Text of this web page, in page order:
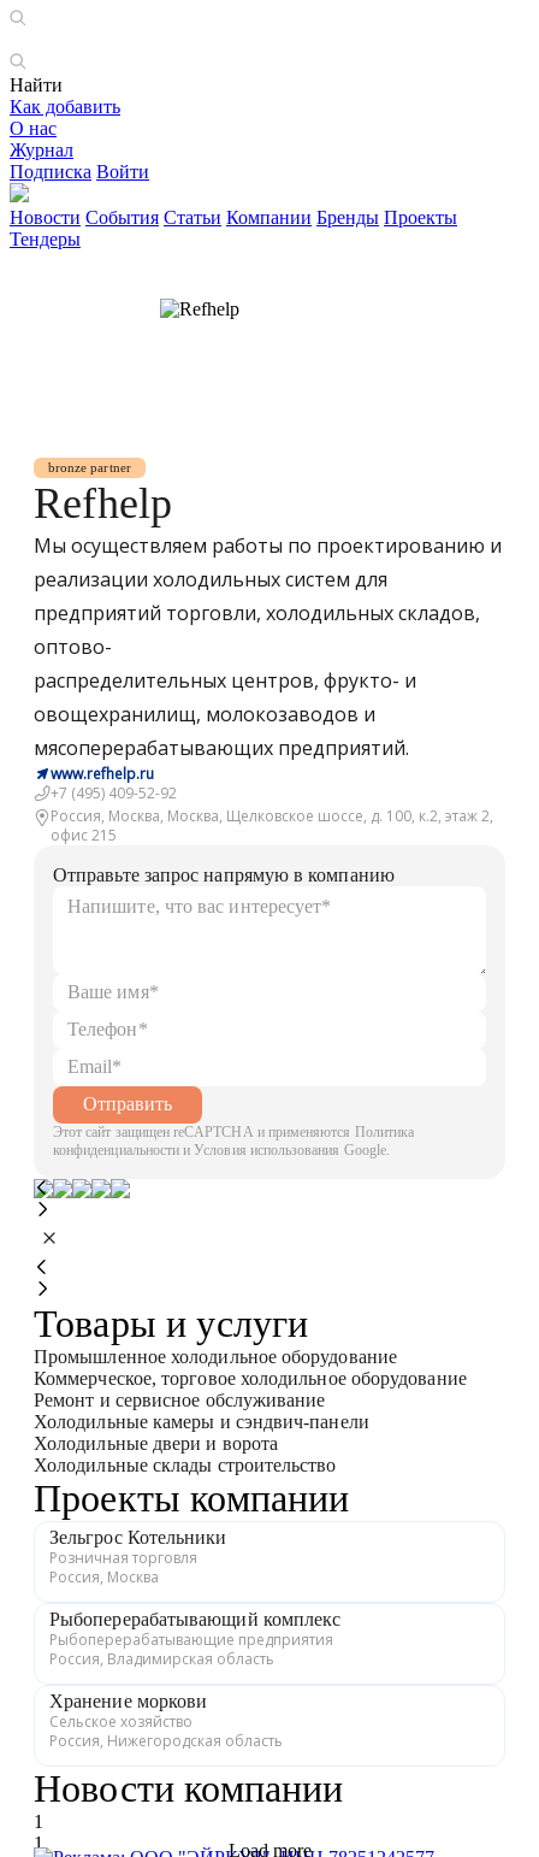
Найти
Как добавить
О нас
Журнал
Подписка Войти
Новости События Статьи Компании Бренды Проекты
Тендеры
Refhelp
bronze partner
Мы осуществляем работы по проектированию и
реализации холодильных систем для
предприятий торговли, холодильных складов,
оптово-
распределительных центров, фрукто- и
овощехранилищ, молокозаводов и
мясоперерабатывающих предприятий.
www.refhelp.ru
+7 (495) 409-52-92
Россия, Москва, Москва, Щелковское шоссе, д. 100, к.2, этаж 2,
офис 215
Отправьте запрос напрямую в компанию
Отправить
Этот сайт защищен reCAPTCHA и применяются Политика
конфиденциальности и Условия использования Google.
Товары и услуги
Промышленное холодильное оборудование
Коммерческое, торговое холодильное оборудование
Ремонт и сервисное обслуживание
Холодильные камеры и сэндвич-панели
Холодильные двери и ворота
Холодильные склады строительство
Проекты компании
Зельгрос Котельники
Розничная торговля
Россия, Москва
Рыбоперерабатывающий комплекс
Рыбоперерабатывающие предприятия
Россия, Владимирская область
Хранение моркови
Сельское хозяйство
Россия, Нижегородская область
Новости компании
1
1
Load more